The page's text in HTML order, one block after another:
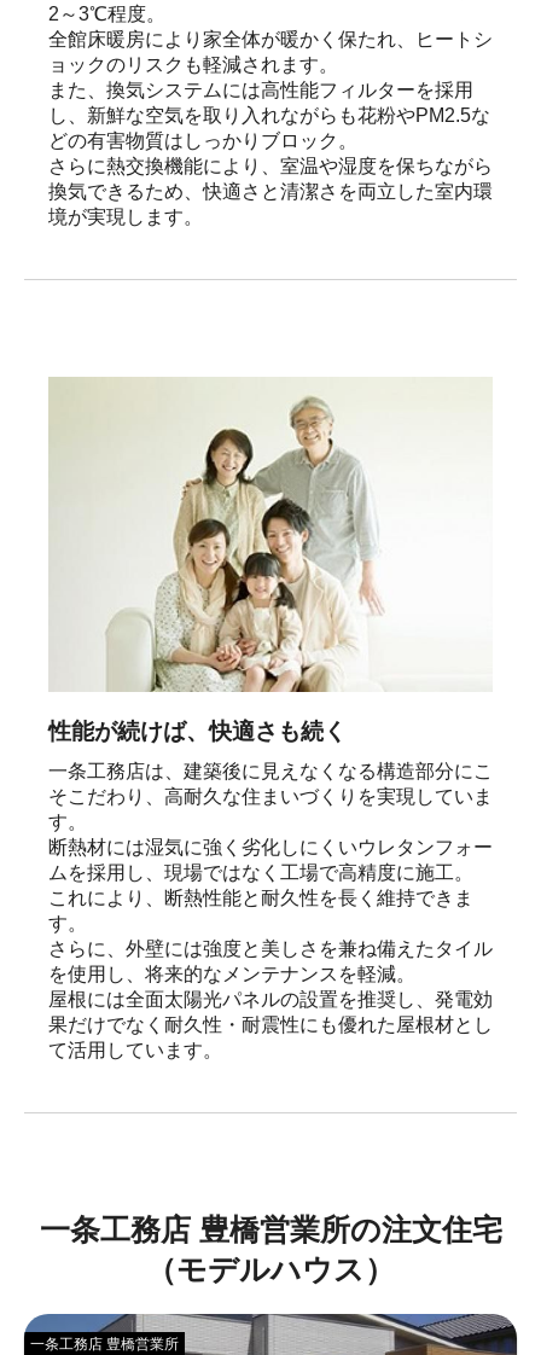
2～3℃程度。
全館床暖房により家全体が暖かく保たれ、ヒートシ
ョックのリスクも軽減されます。
また、換気システムには高性能フィルターを採用
し、新鮮な空気を取り入れながらも花粉やPM2.5な
どの有害物質はしっかりブロック。
さらに熱交換機能により、室温や湿度を保ちながら
換気できるため、快適さと清潔さを両立した室内環
境が実現します。
性能が続けば、快適さも続く
一条工務店は、建築後に見えなくなる構造部分にこ
そこだわり、高耐久な住まいづくりを実現していま
す。
断熱材には湿気に強く劣化しにくいウレタンフォー
ムを採用し、現場ではなく工場で高精度に施工。
これにより、断熱性能と耐久性を長く維持できま
す。
さらに、外壁には強度と美しさを兼ね備えたタイル
を使用し、将来的なメンテナンスを軽減。
屋根には全面太陽光パネルの設置を推奨し、発電効
果だけでなく耐久性・耐震性にも優れた屋根材とし
て活用しています。
一条工務店 豊橋営業所の注文住宅
（モデルハウス）
一条工務店 豊橋営業所